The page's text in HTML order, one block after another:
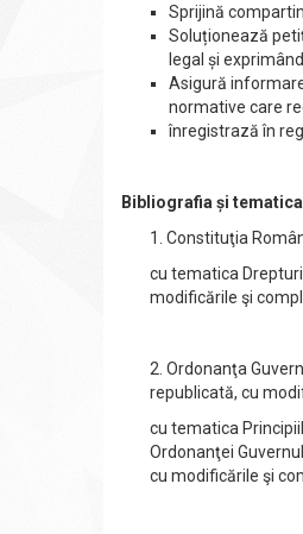
Sprijină
Soluționează
legal și
Asigură
normative care
înregistrază în
Bibliografia și
1. Constituţia
cu tematica
modificările şi
2. Ordonanţa
republicată, cu
cu tematica
Ordonanţei
cu modificările şi